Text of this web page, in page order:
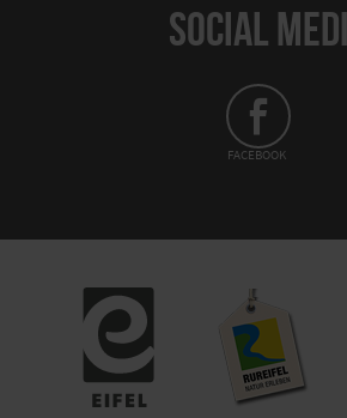
SOCIAL
FACEBOOK